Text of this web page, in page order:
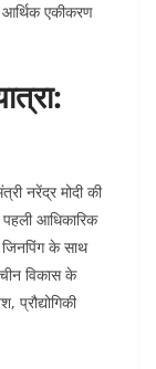
आर्थिक एकीकरण
नरेंद्र मोदी की
पहली आधिकारिक
जिनपिंग के साथ
चीन विकास के
प्रौद्योगिकी